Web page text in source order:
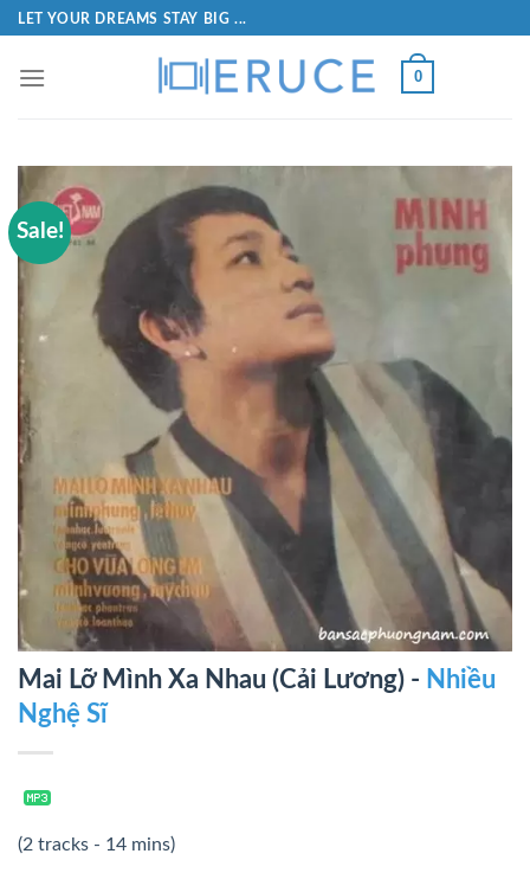
LET YOUR DREAMS STAY BIG ...
0
Sale!
Mai Lỡ Mình Xa Nhau (Cải Lương) - Nhiều
Nghệ Sĩ
(2 tracks - 14 mins)